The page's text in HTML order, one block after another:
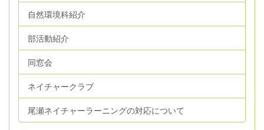
自然環境科紹介
部活動紹介
同窓会
ネイチャークラブ
尾瀬ネイチャーラーニングの対応について